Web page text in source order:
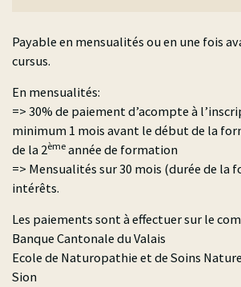
Payable en mensualités ou en une fois
cursus.
En mensualités:
=> 30% de paiement d’acompte à
minimum 1 mois avant le début de la
de la 2ème année de formation
=> Mensualités sur 30 mois (durée de la
intérêts.
Les paiements sont à effectuer sur le
Banque Cantonale du Valais
Ecole de Naturopathie et de Soins
Sion